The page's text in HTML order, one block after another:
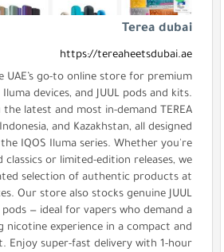
Terea dubai
https://tereaheetsdubai.ae
UAE’s go-to online store for premium
Iluma devices, and JUUL pods and kits.
the latest and most in-demand TEREA
and Kazakhstan, all designed
the IQOS Iluma series. Whether you're
classics or limited-edition releases, we
selection of authentic products at
Our store also stocks genuine JUUL
pods — ideal for vapers who demand a
nicotine experience in a compact and
Enjoy super-fast delivery with 1-hour